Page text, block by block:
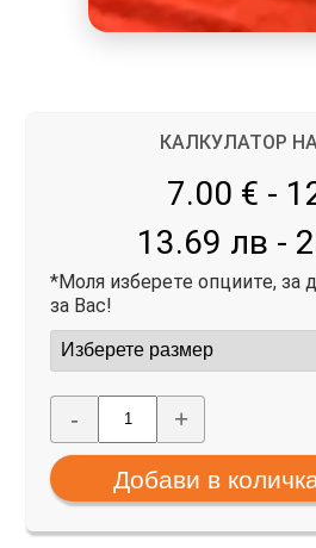
КАЛКУЛАТОР
7.00 € -
13.69 лв -
*Моля изберете опциите, за
за Вас!
- +